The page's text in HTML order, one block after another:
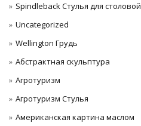
Spindleback Стулья для столовой
Uncategorized
Wellington Грудь
Абстрактная скульптура
Агротуризм
Агротуризм Стулья
Американская картина маслом